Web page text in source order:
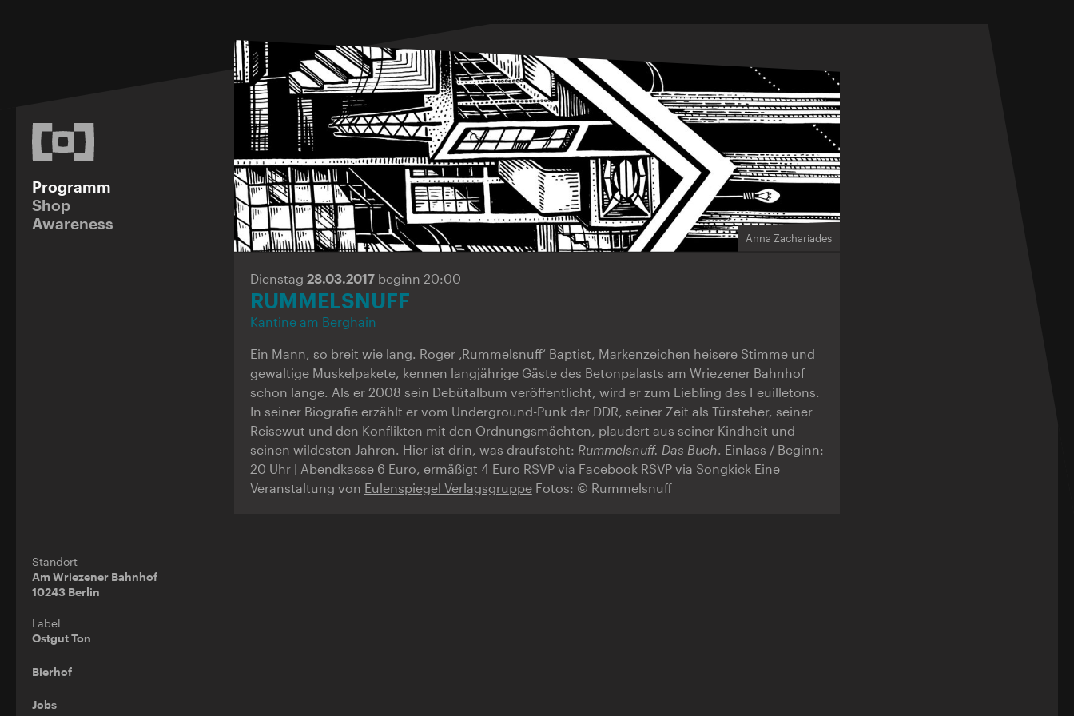
Programm
Shop
Awareness
Standort
Am Wriezener Bahnhof
10243 Berlin
Label
Ostgut Ton
Bierhof
Jobs
Anna Zachariades
Dienstag 28.03.2017 beginn 20:00
RUMMELSNUFF
Kantine am Berghain
Ein Mann, so breit wie lang. Roger ‚Rummelsnuff‘ Baptist, Markenzeichen heisere Stimme und
gewaltige Muskelpakete, kennen langjährige Gäste des Betonpalasts am Wriezener Bahnhof
schon lange. Als er 2008 sein Debütalbum veröffentlicht, wird er zum Liebling des Feuilletons.
In seiner Biografie erzählt er vom Underground-Punk der DDR, seiner Zeit als Türsteher, seiner
Reisewut und den Konflikten mit den Ordnungsmächten, plaudert aus seiner Kindheit und
seinen wildesten Jahren. Hier ist drin, was draufsteht: Rummelsnuff. Das Buch. Einlass / Beginn:
20 Uhr | Abendkasse 6 Euro, ermäßigt 4 Euro RSVP via FacebookRSVP via SongkickEine
Veranstaltung von Eulenspiegel VerlagsgruppeFotos: © Rummelsnuff